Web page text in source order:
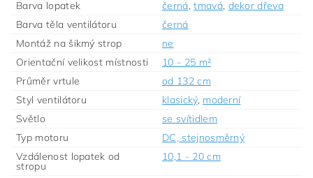
Barva lopatek černá,tmavá, dekor dřeva
Barva těla ventilátoru
černá
Montáž na šikmý strop
ne
Orientační velikost místnosti
10 - 25 m²
Průměr vrtule
od 132 cm
Styl ventilátoru
klasický, moderní
Světlo
se svítidlem
Typ motoru
DC, stejnosměrný
Vzdálenost lopatek od
stropu
10,1 - 20 cm